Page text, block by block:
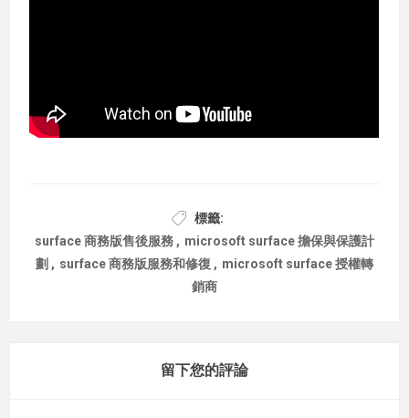
標籤:
surface 商務版售後服務 , microsoft surface 擔保與保護計
劃 , surface 商務版服務和修復 , microsoft surface 授權轉
銷商
留下您的評論